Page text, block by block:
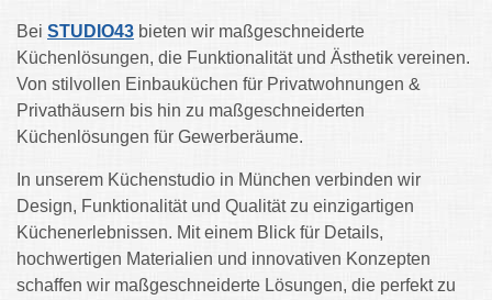
Bei STUDIO43 bieten wir maßgeschneiderte
Küchenlösungen, die Funktionalität und Ästhetik vereinen.
Von stilvollen Einbauküchen für Privatwohnungen &
Privathäusern bis hin zu maßgeschneiderten
Küchenlösungen für Gewerberäume.
In unserem Küchenstudio in München verbinden wir
Design, Funktionalität und Qualität zu einzigartigen
Küchenerlebnissen. Mit einem Blick für Details,
hochwertigen Materialien und innovativen Konzepten
schaffen wir maßgeschneiderte Lösungen, die perfekt zu